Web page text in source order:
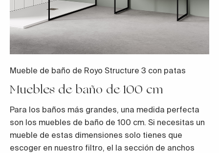
Mueble de baño de Royo Structure 3 con patas
Muebles de baño de 100 cm
Para los baños más grandes, una medida perfecta
son los muebles de baño de 100 cm. Si necesitas un
mueble de estas dimensiones solo tienes que
escoger en nuestro filtro, el la sección de anchos